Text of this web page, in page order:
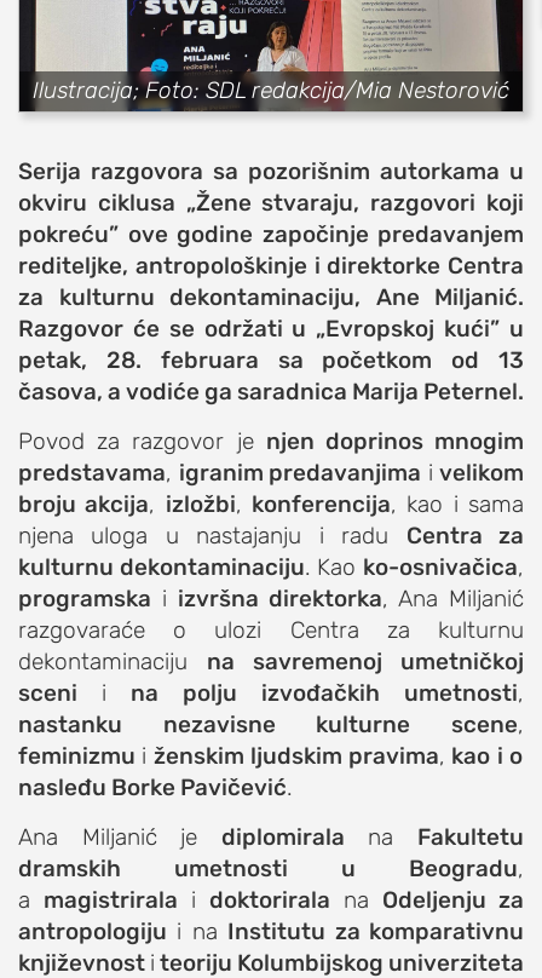
fudbal
košarka
e-sport
ostali sportovi
zabava
muzika
putovanja
moda i stil
studenti
organizacije
konkursi
fakulteti
studentski život
zdravlje
it
kolumna
sdl podkast
o nama
impresum
kontakt
Ilustracija; Foto: SDL redakcija/Mia Nestorović
Serija razgovora sa pozorišnim autorkama u
okviru ciklusa „Žene stvaraju, razgovori koji
pokreću” ove godine započinje predavanjem
rediteljke, antropološkinje i direktorke Centra
za kulturnu dekontaminaciju, Ane Miljanić.
Razgovor će se održati u „Evropskoj kući” u
petak, 28. februara sa početkom od 13
časova, a vodiće ga saradnica Marija Peternel.
Povod za razgovor je njen doprinos mnogim
predstavama, igranim predavanjima i velikom
broju akcija, izložbi, konferencija, kao i sama
njena uloga u nastajanju i radu Centra za
kulturnu dekontaminaciju. Kao ko-osnivačica,
programska i izvršna direktorka, Ana Miljanić
razgovaraće o ulozi Centra za kulturnu
dekontaminaciju na savremenoj umetničkoj
sceni i na polju izvođačkih umetnosti,
nastanku nezavisne kulturne scene,
feminizmu i ženskim ljudskim pravima, kao i o
nasleđu Borke Pavičević.
Ana Miljanić je diplomirala na Fakultetu
dramskih umetnosti u Beogradu,
a magistrirala i doktorirala na Odeljenju za
antropologiju i na Institutu za komparativnu
književnost i teoriju Kolumbijskog univerziteta